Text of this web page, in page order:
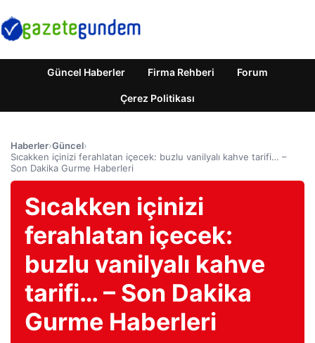
Güncel Haberler Firma Rehberi Forum
Çerez Politikası
Haberler›Güncel›
Sıcakken içinizi ferahlatan içecek: buzlu vanilyalı kahve tarifi… –
Son Dakika Gurme Haberleri
Sıcakken içinizi
ferahlatan içecek:
buzlu vanilyalı kahve
tarifi… – Son Dakika
Gurme Haberleri